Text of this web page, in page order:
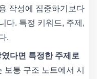
작성에 집중하기보다
다. 특정 키워드, 주제,
.
다면 특정한 주제로
보통 구조 노트에서 시